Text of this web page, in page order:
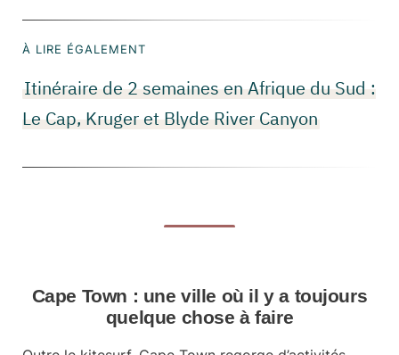
À LIRE ÉGALEMENT
Itinéraire de 2 semaines en Afrique du Sud :
Le Cap, Kruger et Blyde River Canyon
Cape Town : une ville où il y a toujours
quelque chose à faire